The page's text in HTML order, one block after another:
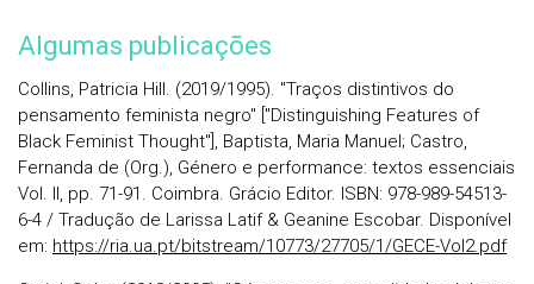
Algumas publicações
Collins, Patricia Hill. (2019/1995). "Traços distintivos do
pensamento feminista negro" ["Distinguishing Features of
Black Feminist Thought"], Baptista, Maria Manuel; Castro,
Fernanda de (Org.), Género e performance: textos essenciais
Vol. II, pp. 71-91. Coimbra. Grácio Editor. ISBN: 978-989-54513-
6-4 / Tradução de Larissa Latif & Geanine Escobar. Disponível
em: https://ria.ua.pt/bitstream/10773/27705/1/GECE-Vol2.pdf